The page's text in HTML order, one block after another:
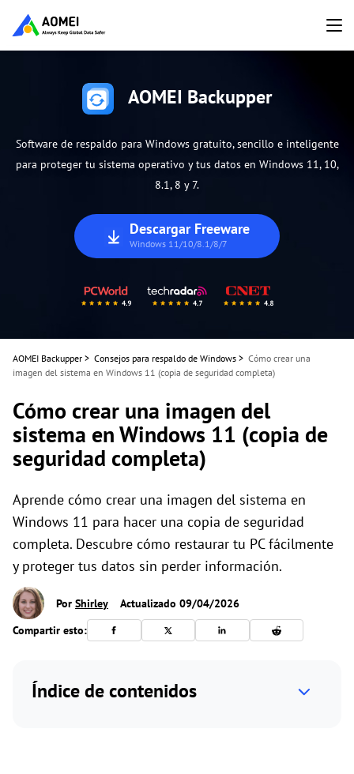
AOMEI Backupper
Software de respaldo para Windows gratuito, sencillo e inteligente
para proteger tu sistema operativo y tus datos en Windows 11, 10,
8.1, 8 y 7.
Descargar Freeware
Windows 11/10/8.1/8/7
AOMEI Backupper > Consejos para respaldo de Windows > Cómo crear una
imagen del sistema en Windows 11 (copia de seguridad completa)
Cómo crear una imagen del
sistema en Windows 11 (copia de
seguridad completa)
Aprende cómo crear una imagen del sistema en
Windows 11 para hacer una copia de seguridad
completa. Descubre cómo restaurar tu PC fácilmente
y proteger tus datos sin perder información.
Por Shirley
Actualizado 09/04/2026
Compartir esto:
Índice de contenidos